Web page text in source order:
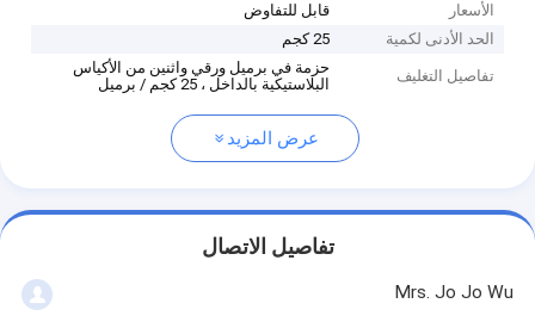
الأسعار
قابل للتفاوض
الحد الأدنى لكمية
25 كجم
تفاصيل التغليف
حزمة في برميل ورقي واثنين من الأكياس
البلاستيكية بالداخل ، 25 كجم / برميل
عرض المزيد
تفاصيل الاتصال
Mrs. Jo Jo Wu